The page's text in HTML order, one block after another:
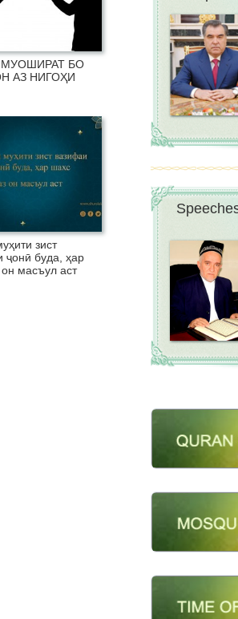
БО
АЗ НИГОҲИ
зист
ҷонӣ буда, ҳар
масъул аст